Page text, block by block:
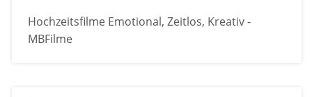
Hochzeitsfilme Emotional, Zeitlos, Kreativ -
MBFilme